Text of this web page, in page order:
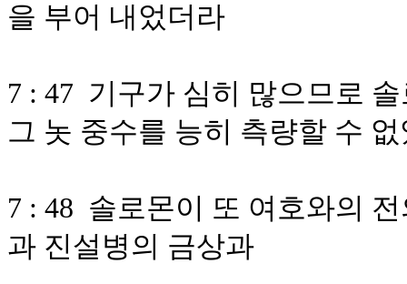
을 부어 내었더라
7 : 47 기구가 심히 많으므로
그 놋 중수를 능히 측량할 수
7 : 48 솔로몬이 또 여호와의
과 진설병의 금상과